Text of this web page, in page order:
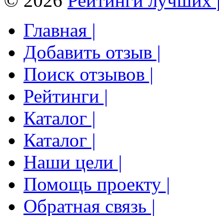
Главная |
Добавить отзыв |
Поиск отзывов |
Рейтинги |
Каталог |
Каталог |
Наши цели |
Помощь проекту |
Обратная связь |